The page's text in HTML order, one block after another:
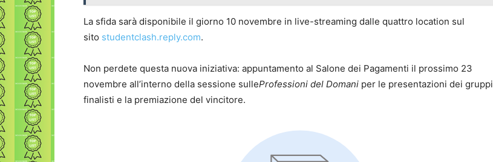
La sfida sarà disponibile il giorno 10 novembre in live-streaming dalle quattro location sul
sito studentclash.reply.com.
Non perdete questa nuova iniziativa: appuntamento al Salone dei Pagamenti il prossimo 23
novembre all’interno della sessione sulleProfessioni del Domani per le presentazioni dei gruppi
finalisti e la premiazione del vincitore.